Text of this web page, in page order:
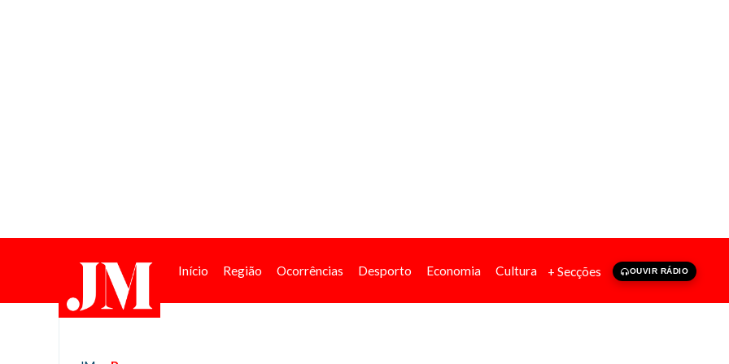
Início Região Ocorrências Desporto Economia Cultura + Secções OUVIR RÁDIO